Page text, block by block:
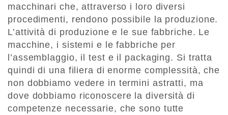
macchinari che, attraverso i loro diversi
procedimenti, rendono possibile la produzione.
L’attività di produzione e le sue fabbriche. Le
macchine, i sistemi e le fabbriche per
l’assemblaggio, il test e il packaging. Si tratta
quindi di una filiera di enorme complessità, che
non dobbiamo vedere in termini astratti, ma
dove dobbiamo riconoscere la diversità di
competenze necessarie, che sono tutte